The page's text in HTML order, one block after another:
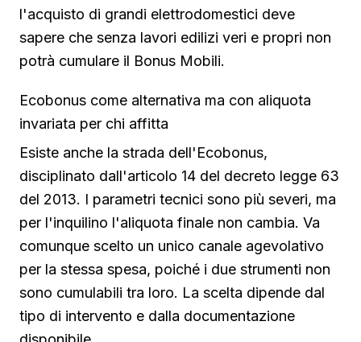
l'acquisto di grandi elettrodomestici deve
sapere che senza lavori edilizi veri e propri non
potrà cumulare il Bonus Mobili.
Ecobonus come alternativa ma con aliquota
invariata per chi affitta
Esiste anche la strada dell'Ecobonus,
disciplinato dall'articolo 14 del decreto legge 63
del 2013. I parametri tecnici sono più severi, ma
per l'inquilino l'aliquota finale non cambia. Va
comunque scelto un unico canale agevolativo
per la stessa spesa, poiché i due strumenti non
sono cumulabili tra loro. La scelta dipende dal
tipo di intervento e dalla documentazione